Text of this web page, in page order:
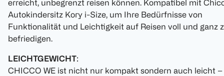
erreicht, unbegrenzt reisen können. Kompatibel mit
Autokindersitz Kory i-Size, um Ihre Bedürfnisse von
Funktionalität und Leichtigkeit auf Reisen voll und ganz
befriedigen.
LEICHTGEWICHT:
CHICCO WE ist nicht nur kompakt sondern auch leicht –